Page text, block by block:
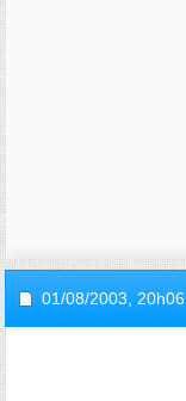
01/08/2003, 20h06